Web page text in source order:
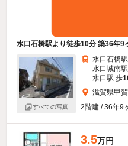
水口石橋駅より徒歩10分 築36年9
すべての写真
水口石橋
水口城南
水口駅 歩
滋賀県甲
2階建 / 36年9
3.5万円